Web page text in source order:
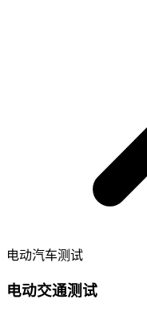
电动汽车测试
电动交通测试